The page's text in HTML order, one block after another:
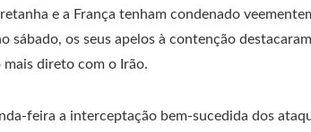
e a França tenham condenado
os seus apelos à contenção destacaram
direto com o Irão.
feira a interceptação bem-sucedida dos